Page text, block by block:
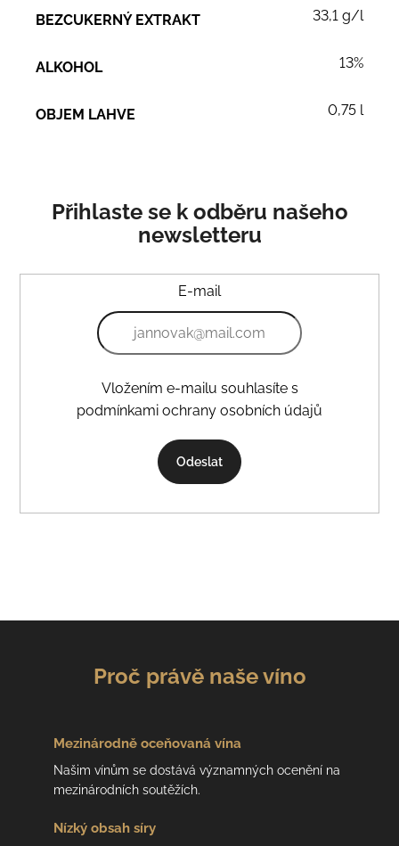
BEZCUKERNÝ EXTRAKT 33,1 g/l
ALKOHOL 13%
OBJEM LAHVE 0,75 l
Přihlaste se k odběru našeho
newsletteru
E-mail
podmínkami ochrany osobních údajů
Odeslat
Proč právě naše víno
Mezinárodně oceňovaná vína
Našim vínům se dostává významných ocenění na
mezinárodních soutěžích.
Nízký obsah síry